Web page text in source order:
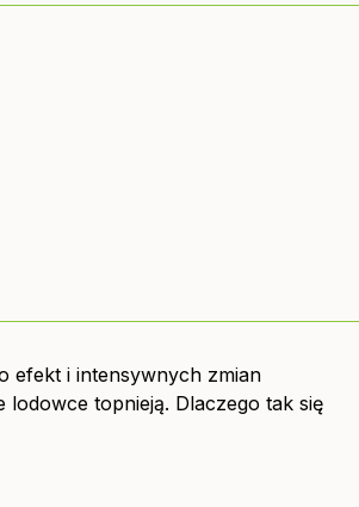
efekt i intensywnych zmian
topnieją. Dlaczego tak się